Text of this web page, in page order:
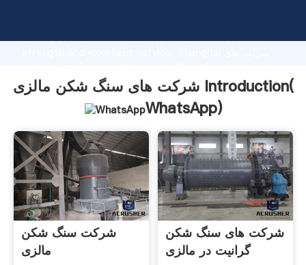
strong production capability, advanced research
values to all of customers.
شرکت های سنگ شکن مالزی Introduction(
WhatsApp)
شرکت سنگ شکن
مالزی
شرکت های سنگ شکن
گرانیت در مالزی